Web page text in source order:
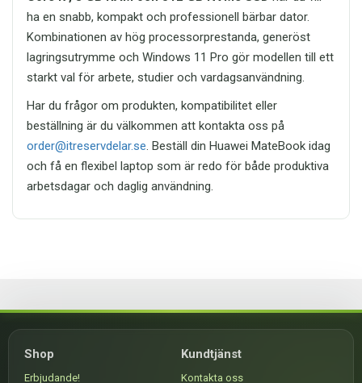
ha en snabb, kompakt och professionell bärbar dator.
Kombinationen av hög processorprestanda, generöst
lagringsutrymme och Windows 11 Pro gör modellen till ett
starkt val för arbete, studier och vardagsanvändning.
Har du frågor om produkten, kompatibilitet eller
beställning är du välkommen att kontakta oss på
order@itreservdelar.se. Beställ din Huawei MateBook idag
och få en flexibel laptop som är redo för både produktiva
arbetsdagar och daglig användning.
Shop
Erbjudande!
Kundtjänst
Kontakta oss